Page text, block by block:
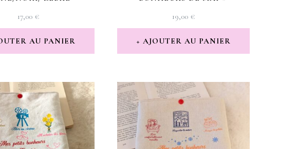
17,00 €
AU PANIER
19,00 €
AJOUTER AU PANIER